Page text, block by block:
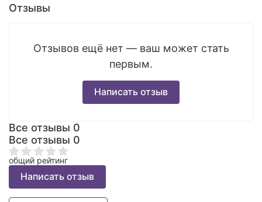
Отзывы
Отзывов ещё нет — ваш может стать
первым.
Написать отзыв
Все отзывы 0
Все отзывы 0
общий рейтинг
Написать отзыв